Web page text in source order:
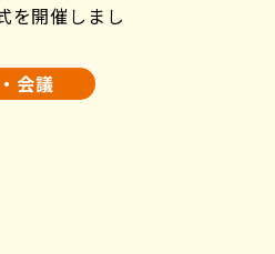
を開催しまし
会議